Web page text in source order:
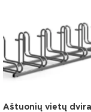
Aštuonių vietų